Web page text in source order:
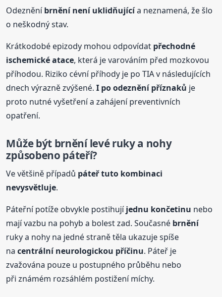
Odezněníbrnění není uklidňujícía neznamená, že šlo
o neškodný stav.
Krátkodobé epizody mohou odpovídat přechodné
ischemické atace, která je varováním před mozkovou
příhodou. Riziko cévní příhody je po TIA v následujících
dnech výrazně zvýšené.I po odeznění příznaků je
proto nutné vyšetření a zahájení preventivních
opatření.
Může být brněnílevé ruky a nohy
způsobeno páteří?
Ve většině případů páteř tuto kombinaci
nevysvětluje.
Páteřní potíže obvykle postihujíjednu končetinu nebo
mají vazbu na pohyb a bolest zad. Současné brnění
ruky a nohy na jedné straně těla ukazuje spíše
nacentrální neurologickou příčinu. Páteř je
zvažována pouze u postupného průběhu nebo
při známém rozsáhlém postižení míchy.